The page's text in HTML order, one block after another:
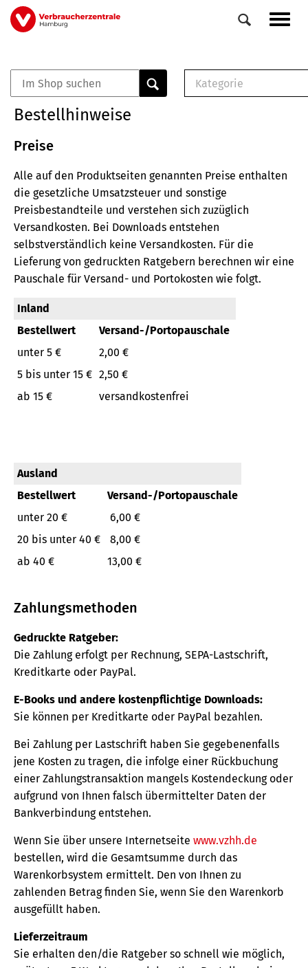
Direkt
zum
Veranstaltungen
0
Elemente
Kategorie
Broschüre
Buch
Bestellhinweise
Preise
Alle auf den Produktseiten genannten Preise enthalten
die gesetzliche Umsatzsteuer und sonstige
Preisbestandteile und verstehen sich zuzüglich
Versandkosten. Bei Downloads entstehen
selbstverständlich keine Versandkosten. Für die
Lieferung von gedruckten Ratgebern berechnen wir eine
Pauschale für Versand- und Portokosten wie folgt.
Inland
Bestellwert
Versand-/Portopauschale
unter 5 €
2,00 €
5 bis unter 15 € 2,50 €
ab 15 €
versandkostenfrei
Ausland
Bestellwert
Versand-/Portopauschale
unter 20 €
6,00 €
20 bis unter 40 €
8,00 €
ab 40 €
13,00 €
Zahlungsmethoden
Gedruckte Ratgeber:
Die Zahlung erfolgt per Rechnung, SEPA-Lastschrift,
Kreditkarte oder PayPal.
E-Books und andere kostenpflichtige Downloads:
Sie können per Kreditkarte oder PayPal bezahlen.
Bei Zahlung per Lastschrift haben Sie gegebenenfalls
jene Kosten zu tragen, die infolge einer Rückbuchung
einer Zahlungstransaktion mangels Kostendeckung oder
aufgrund von Ihnen falsch übermittelter Daten der
Bankverbindung entstehen.
Wenn Sie über unsere Internetseite www.vzhh.de
bestellen, wird die Gesamtsumme durch das
Warenkorbsystem ermittelt. Den von Ihnen zu
zahlenden Betrag finden Sie, wenn Sie den Warenkorb
ausgefüllt haben.
Lieferzeitraum
Sie erhalten den/die Ratgeber so schnell wie möglich,